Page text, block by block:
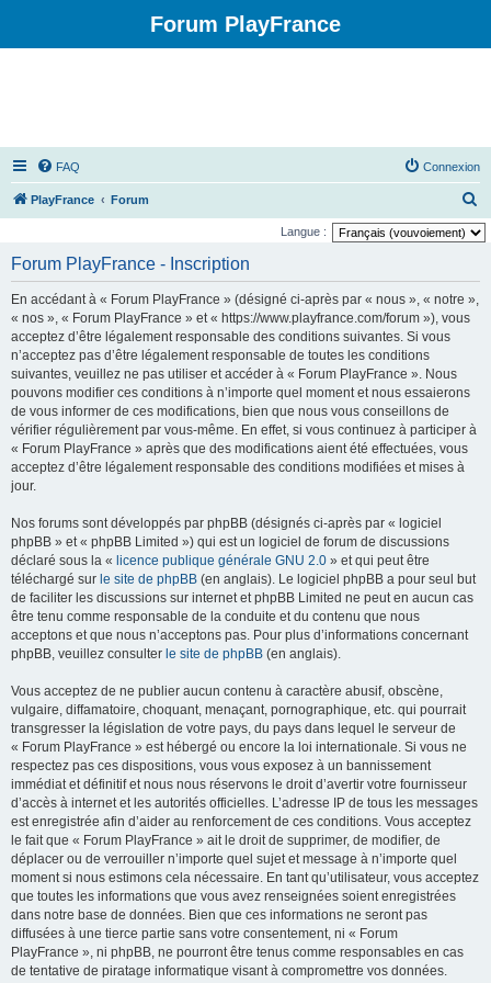
Forum PlayFrance
FAQ Connexion
PlayFrance Forum
e
Langue :
Forum PlayFrance - Inscription
En accédant à « Forum PlayFrance » (désigné ci-après par « nous », « notre »,
« nos », « Forum PlayFrance » et « https://www.playfrance.com/forum »), vous
acceptez d’être légalement responsable des conditions suivantes. Si vous
n’acceptez pas d’être légalement responsable de toutes les conditions
suivantes, veuillez ne pas utiliser et accéder à « Forum PlayFrance ». Nous
pouvons modifier ces conditions à n’importe quel moment et nous essaierons
de vous informer de ces modifications, bien que nous vous conseillons de
vérifier régulièrement par vous-même. En effet, si vous continuez à participer à
« Forum PlayFrance » après que des modifications aient été effectuées, vous
acceptez d’être légalement responsable des conditions modifiées et mises à
jour.
Nos forums sont développés par phpBB (désignés ci-après par « logiciel
phpBB » et « phpBB Limited ») qui est un logiciel de forum de discussions
déclaré sous la « licence publique générale GNU 2.0 » et qui peut être
téléchargé sur le site de phpBB (en anglais). Le logiciel phpBB a pour seul but
de faciliter les discussions sur internet et phpBB Limited ne peut en aucun cas
être tenu comme responsable de la conduite et du contenu que nous
acceptons et que nous n’acceptons pas. Pour plus d’informations concernant
phpBB, veuillez consulter le site de phpBB (en anglais).
Vous acceptez de ne publier aucun contenu à caractère abusif, obscène,
vulgaire, diffamatoire, choquant, menaçant, pornographique, etc. qui pourrait
transgresser la législation de votre pays, du pays dans lequel le serveur de
« Forum PlayFrance » est hébergé ou encore la loi internationale. Si vous ne
respectez pas ces dispositions, vous vous exposez à un bannissement
immédiat et définitif et nous nous réservons le droit d’avertir votre fournisseur
d’accès à internet et les autorités officielles. L’adresse IP de tous les messages
est enregistrée afin d’aider au renforcement de ces conditions. Vous acceptez
le fait que « Forum PlayFrance » ait le droit de supprimer, de modifier, de
déplacer ou de verrouiller n’importe quel sujet et message à n’importe quel
moment si nous estimons cela nécessaire. En tant qu’utilisateur, vous acceptez
que toutes les informations que vous avez renseignées soient enregistrées
dans notre base de données. Bien que ces informations ne seront pas
diffusées à une tierce partie sans votre consentement, ni « Forum
PlayFrance », ni phpBB, ne pourront être tenus comme responsables en cas
de tentative de piratage informatique visant à compromettre vos données.